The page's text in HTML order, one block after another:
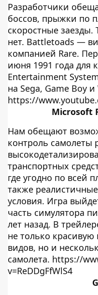
Разработчики
боссов, прыжки по
скоростные
нет. Battletoads —
компанией Rare.
июня 1991 года для
Entertainment
на Sega, Game Boy
https://
Microsoft
Нам обещают
контроль самолеты
транспортных
где угодно по всей
также
условия. Игра
часть симулятора
лет назад. В
не только
видов, но и
самолета. https://
v=ReDDgFfWlS4